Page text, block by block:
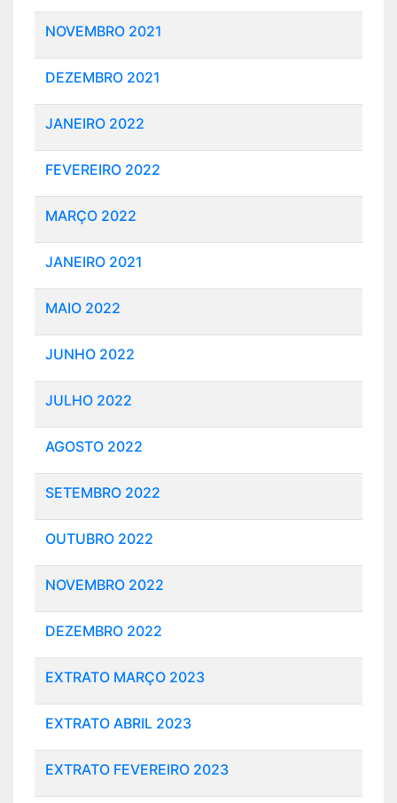
NOVEMBRO 2021
DEZEMBRO 2021
JANEIRO 2022
FEVEREIRO 2022
MARÇO 2022
JANEIRO 2021
MAIO 2022
JUNHO 2022
JULHO 2022
AGOSTO 2022
SETEMBRO 2022
OUTUBRO 2022
NOVEMBRO 2022
DEZEMBRO 2022
EXTRATO MARÇO 2023
EXTRATO ABRIL 2023
EXTRATO FEVEREIRO 2023